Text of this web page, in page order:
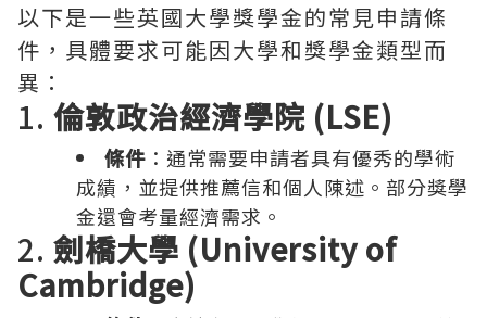
以下是一些英國大學獎學金的常見申請條
件，具體要求可能因大學和獎學金類型而
異：
1. 倫敦政治經濟學院 (LSE)
條件 ：通常需要申請者具有優秀的學術
成績，並提供推薦信和個人陳述。部分獎學
金還會考量經濟需求。
2. 劍橋大學 (University of
Cambridge)